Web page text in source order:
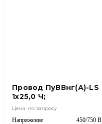
Провод ПуВВнг(А)-LS
1х25,0 Ч;
Цена: по запросу
Напряжение 450/750 В